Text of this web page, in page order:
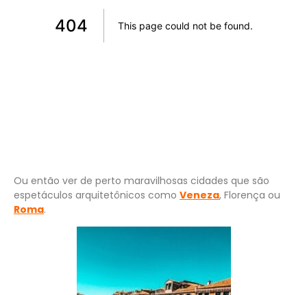
Ou então ver de perto maravilhosas cidades que são
espetáculos arquitetônicos como Veneza, Florença ou
Roma.